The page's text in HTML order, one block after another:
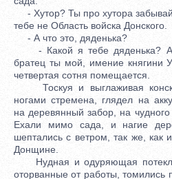
- Хутор? Ты про хутора
тебе не Область войска Донского.
- А что это, дяденька?
- Какой я тебе дяденька?
братец ты мой, имение княгини
четвертая сотня помещается.
Тоскуя и выглаживая
ногами стремена, глядел на
на деревянный забор, на
Ехали мимо сада, и нагие
шептались с ветром, так же, как
Донщине.
Нудная и одуряющая потекла
оторванные от работы, томились